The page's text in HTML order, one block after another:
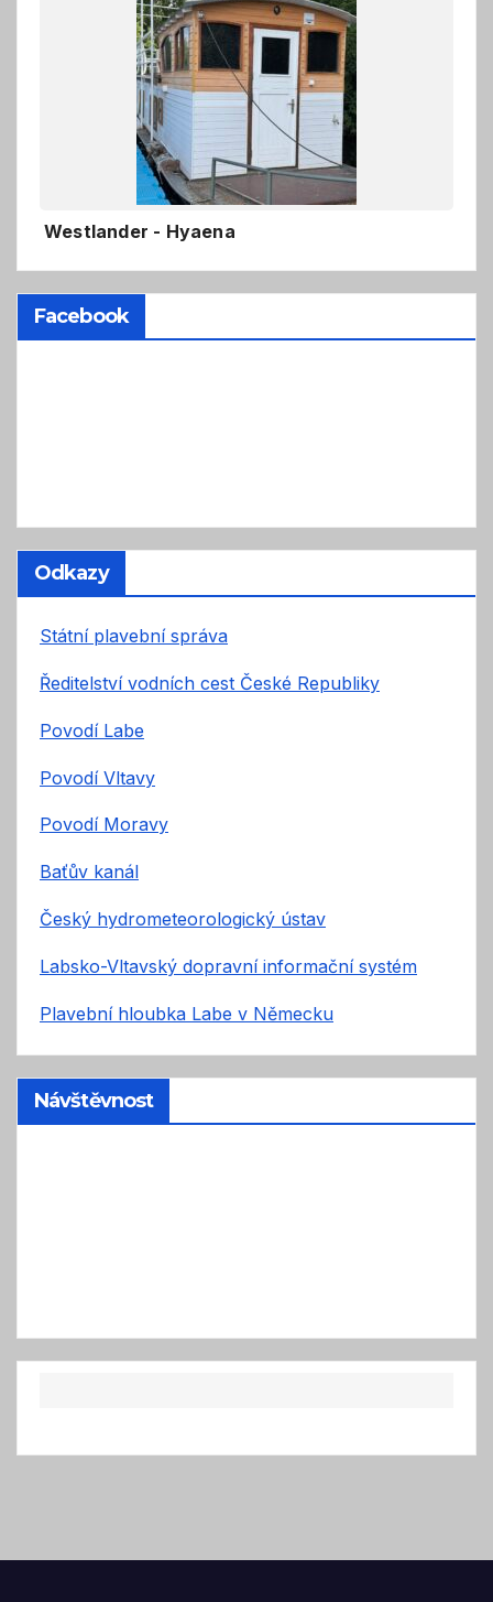
Westlander - Hyaena
Facebook
Odkazy
Státní plavební správa
Ředitelství vodních cest České Republiky
Povodí Labe
Povodí Vltavy
Povodí Moravy
Baťův kanál
Český hydrometeorologický ústav
Labsko-Vltavský dopravní informační systém
Plavební hloubka Labe v Německu
Návštěvnost